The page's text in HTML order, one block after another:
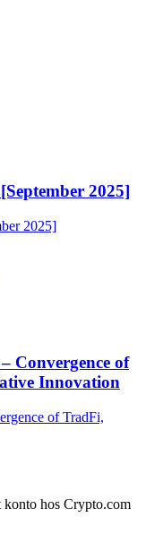
2025]
Convergence of
Innovation
hos Crypto.com